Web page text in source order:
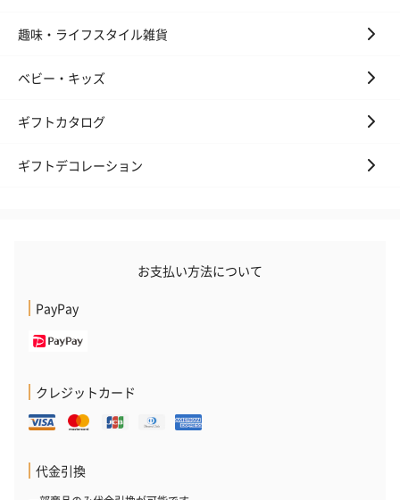
趣味・ライフスタイル雑貨
ベビー・キッズ
ギフトカタログ
ギフトデコレーション
お支払い方法について
PayPay
クレジットカード
代金引換